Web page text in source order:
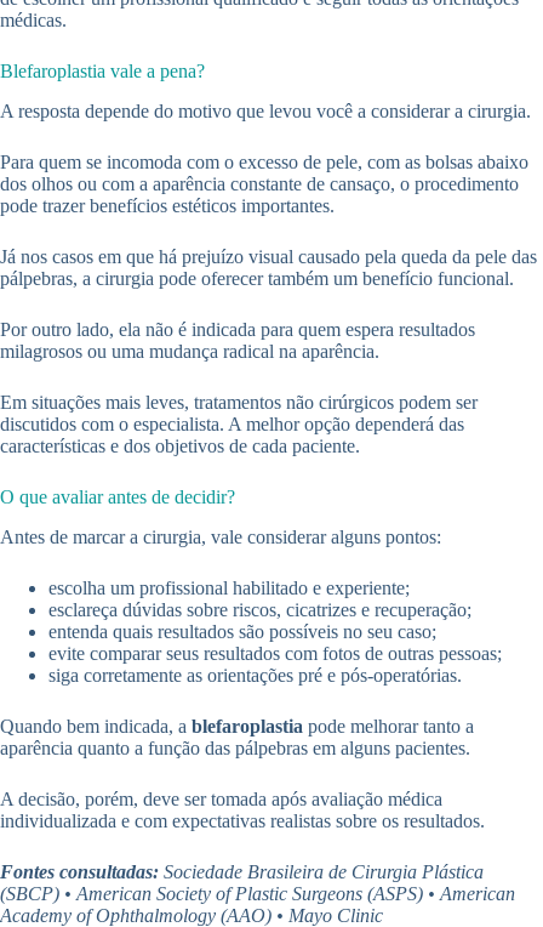
médicas.
Blefaroplastia vale a pena?
A resposta depende do motivo que levou você a considerar a cirurgia.
Para quem se incomoda com o excesso de pele, com as bolsas abaixo
dos olhos ou com a aparência constante de cansaço, o procedimento
pode trazer benefícios estéticos importantes.
Já nos casos em que há prejuízo visual causado pela queda da pele das
pálpebras, a cirurgia pode oferecer também um benefício funcional.
Por outro lado, ela não é indicada para quem espera resultados
milagrosos ou uma mudança radical na aparência.
Em situações mais leves, tratamentos não cirúrgicos podem ser
discutidos com o especialista. A melhor opção dependerá das
características e dos objetivos de cada paciente.
O que avaliar antes de decidir?
Antes de marcar a cirurgia, vale considerar alguns pontos:
escolha um profissional habilitado e experiente;
esclareça dúvidas sobre riscos, cicatrizes e recuperação;
entenda quais resultados são possíveis no seu caso;
evite comparar seus resultados com fotos de outras pessoas;
siga corretamente as orientações pré e pós-operatórias.
Quando bem indicada, a blefaroplastia pode melhorar tanto a
aparência quanto a função das pálpebras em alguns pacientes.
A decisão, porém, deve ser tomada após avaliação médica
individualizada e com expectativas realistas sobre os resultados.
Fontes consultadas: Sociedade Brasileira de Cirurgia Plástica
(SBCP) • American Society of Plastic Surgeons (ASPS) • American
Academy of Ophthalmology (AAO) • Mayo Clinic